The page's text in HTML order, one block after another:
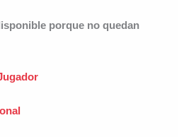
porque no quedan